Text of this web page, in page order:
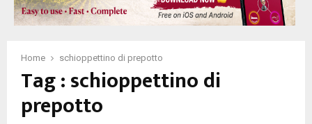
Home schioppettino di prepotto
Tag : schioppettino di
prepotto